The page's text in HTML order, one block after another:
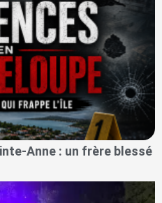
Anne : un frère blessé